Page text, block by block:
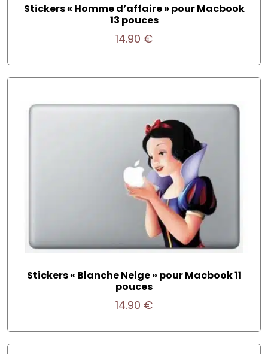
Stickers « Homme d’affaire » pour Macbook
13 pouces
14.90 €
Stickers « Blanche Neige » pour Macbook 11
pouces
14.90 €